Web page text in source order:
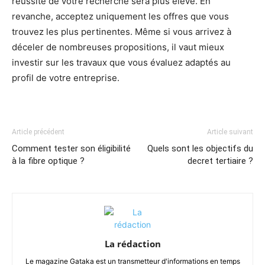
revanche, acceptez uniquement les offres que vous
trouvez les plus pertinentes. Même si vous arrivez à
déceler de nombreuses propositions, il vaut mieux
investir sur les travaux que vous évaluez adaptés au
profil de votre entreprise.
Article précédent
Comment tester son éligibilité
à la fibre optique ?
Article suivant
Quels sont les objectifs du
decret tertiaire ?
La rédaction
Le magazine Gataka est un transmetteur d'informations en temps